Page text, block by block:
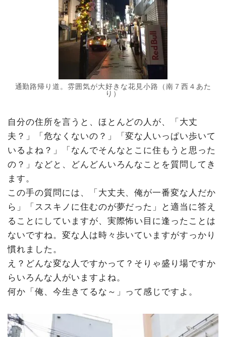
通勤路帰り道。雰囲気が大好きな花見小路（南７西４あた
り）
自分の住所を言うと、ほとんどの人が、「大丈
夫？」「危なくないの？」「変な人いっぱい歩いて
いるよね？」「なんでそんなとこに住もうと思った
の？」などと、どんどんいろんなことを質問してき
ます。
この手の質問には、「大丈夫、俺が一番変な人だか
ら」「ススキノに住むのが夢だった」と適当に答え
ることにしていますが、実際怖い目に逢ったことは
ないですね。変な人は時々歩いていますがすっかり
慣れました。
え？どんな変な人ですかって？そりゃ盛り場ですか
らいろんな人がいますよね。
何か「俺、今生きてるな～」って感じですよ。